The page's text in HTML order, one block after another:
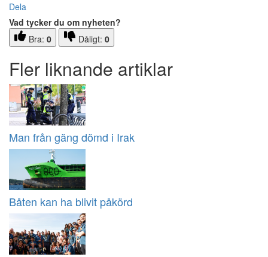
Dela
Vad tycker du om nyheten?
Bra: 0 Dåligt: 0
Fler liknande artiklar
Man från gäng dömd i Irak
Båten kan ha blivit påkörd